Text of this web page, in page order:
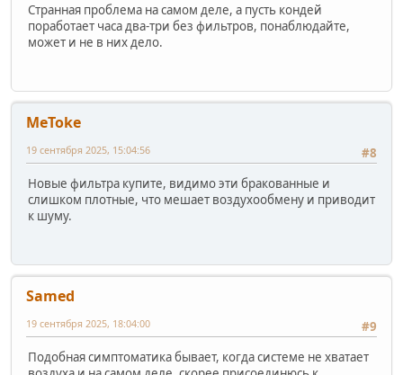
Странная проблема на самом деле, а пусть кондей
поработает часа два-три без фильтров, понаблюдайте,
может и не в них дело.
MeToke
#8
19 сентября 2025, 15:04:56
Новые фильтра купите, видимо эти бракованные и
слишком плотные, что мешает воздухообмену и приводит
к шуму.
Samed
#9
19 сентября 2025, 18:04:00
Подобная симптоматика бывает, когда системе не хватает